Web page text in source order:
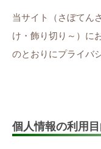
当サイト（さぼてん
け・飾り切り～）に
のとおりにプライバ
個人情報の利用